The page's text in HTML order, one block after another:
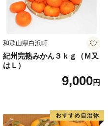
和歌山県白浜町
紀州完熟みかん３ｋｇ（Ｍ又
はＬ）
9,000円